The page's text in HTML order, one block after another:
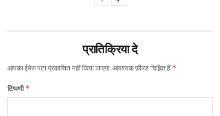
प्रातिक्रिया दे
आपका ईमेल पता प्रकाशित नहीं किया जाएगा. आवश्यक फ़ील्ड चिह्नित हैं*
टिप्पणी*